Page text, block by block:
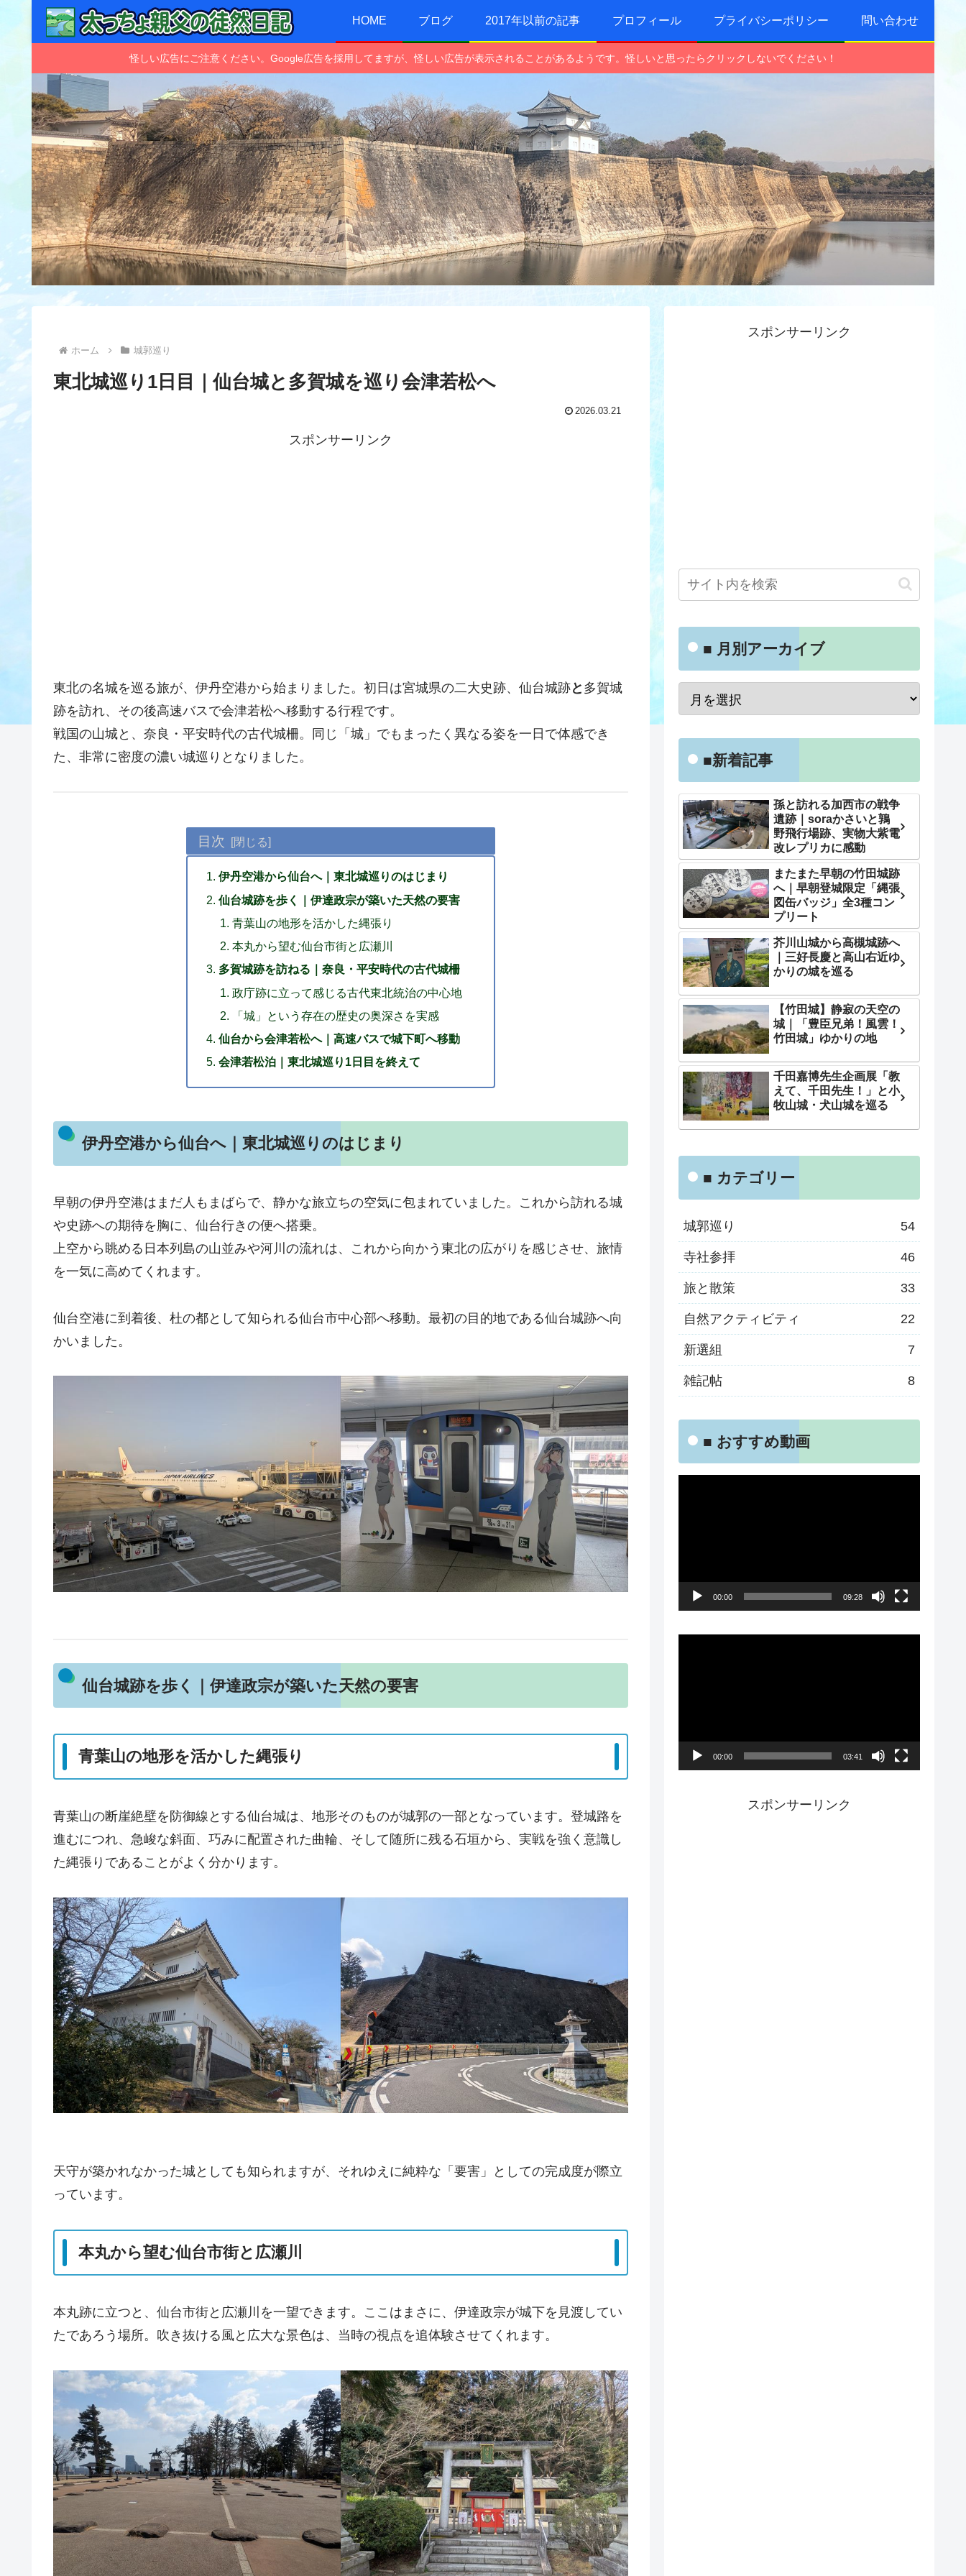
HOME ブログ 2017年以前の記事 プロフィール プライバシーポリシー 問い合わせ
怪しい広告にご注意ください。Google広告を採用してますが、怪しい広告が表示されることがあるようです。怪しいと思ったらクリックしないでください！
ホーム 城郭巡り
東北城巡り1日目｜仙台城と多賀城を巡り会津若松へ
2026.03.21
スポンサーリンク
東北の名城を巡る旅が、伊丹空港から始まりました。初日は宮城県の二大史跡、仙台城跡と 多賀城
跡を訪れ、その後高速バスで会津若松へ移動する行程です。
戦国の山城と、奈良・平安時代の古代城柵。同じ「城」でもまったく異なる姿を一日で体感でき
た、非常に密度の濃い城巡りとなりました。
目次
伊丹空港から仙台へ｜東北城巡りのはじまり
仙台城跡を歩く｜伊達政宗が築いた天然の要害
青葉山の地形を活かした縄張り
本丸から望む仙台市街と広瀬川
多賀城跡を訪ねる｜奈良・平安時代の古代城柵
政庁跡に立って感じる古代東北統治の中心地
「城」という存在の歴史の奥深さを実感
仙台から会津若松へ｜高速バスで城下町へ移動
会津若松泊｜東北城巡り1日目を終えて
伊丹空港から仙台へ｜東北城巡りのはじまり
早朝の伊丹空港はまだ人もまばらで、静かな旅立ちの空気に包まれていました。これから訪れる城
や史跡への期待を胸に、仙台行きの便へ搭乗。
上空から眺める日本列島の山並みや河川の流れは、これから向かう東北の広がりを感じさせ、旅情
を一気に高めてくれます。
仙台空港に到着後、杜の都として知られる仙台市中心部へ移動。最初の目的地である仙台城跡へ向
かいました。
仙台城跡を歩く｜伊達政宗が築いた天然の要害
青葉山の地形を活かした縄張り
青葉山の断崖絶壁を防御線とする仙台城は、地形そのものが城郭の一部となっています。登城路を
進むにつれ、急峻な斜面、巧みに配置された曲輪、そして随所に残る石垣から、実戦を強く意識し
た縄張りであることがよく分かります。
天守が築かれなかった城としても知られますが、それゆえに純粋な「要害」としての完成度が際立
っています。
本丸から望む仙台市街と広瀬川
本丸跡に立つと、仙台市街と広瀬川を一望できます。ここはまさに、伊達政宗が城下を見渡してい
たであろう場所。吹き抜ける風と広大な景色は、当時の視点を追体験させてくれます。
スポンサーリンク
■ 月別アーカイブ
■新着記事
孫と訪れる加西市の戦争
遺跡｜soraかさいと鶉
野飛行場跡、実物大紫電
改レプリカに感動
またまた早朝の竹田城跡
へ｜早朝登城限定「縄張
図缶バッジ」全3種コン
プリート
芥川山城から高槻城跡へ
｜三好長慶と高山右近ゆ
かりの城を巡る
【竹田城】静寂の天空の
城｜「豊臣兄弟！風雲！
竹田城」ゆかりの地
千田嘉博先生企画展「教
えて、千田先生！」と小
牧山城・犬山城を巡る
■ カテゴリー
城郭巡り 54
寺社参拝 46
旅と散策 33
自然アクティビティ 22
新選組 7
雑記帖 8
■ おすすめ動画
00:00 09:28
00:00 03:41
スポンサーリンク